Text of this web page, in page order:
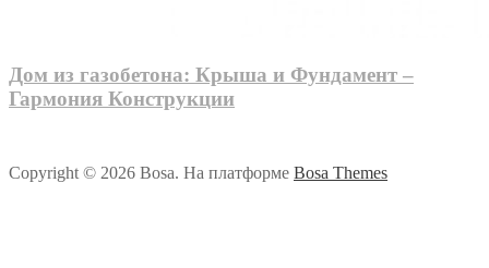
Дом из газобетона: Крыша и Фундамент –
Гармония Конструкции
Copyright © 2026 Bosa. На платформе Bosa Themes